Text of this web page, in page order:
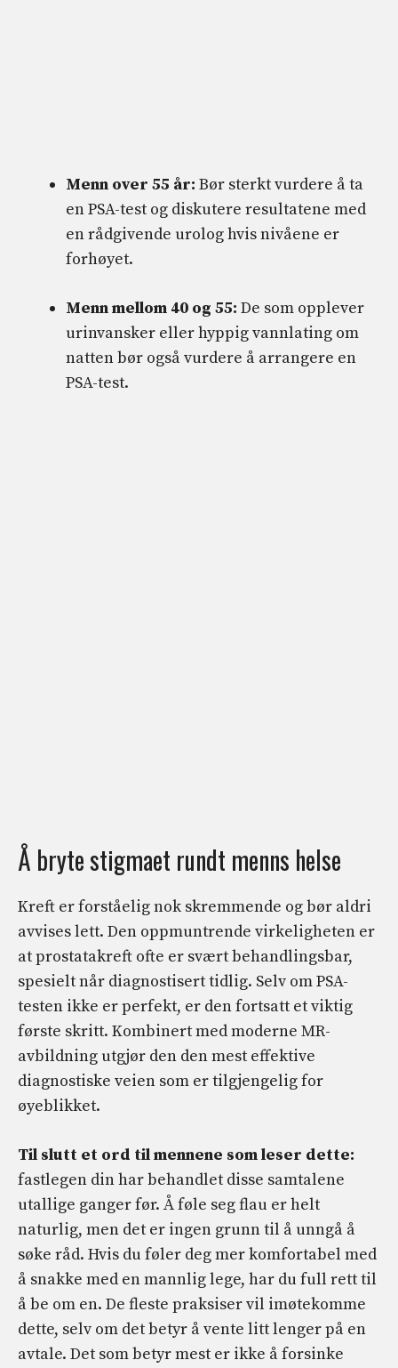
Menn over 55 år: Bør sterkt vurdere å ta
en PSA-test og diskutere resultatene med
en rådgivende urolog hvis nivåene er
forhøyet.
Menn mellom 40 og 55: De som opplever
urinvansker eller hyppig vannlating om
natten bør også vurdere å arrangere en
PSA-test.
Å bryte stigmaet rundt menns helse
Kreft er forståelig nok skremmende og bør aldri
avvises lett. Den oppmuntrende virkeligheten er
at prostatakreft ofte er svært behandlingsbar,
spesielt når diagnostisert tidlig. Selv om PSA-
testen ikke er perfekt, er den fortsatt et viktig
første skritt. Kombinert med moderne MR-
avbildning utgjør den den mest effektive
diagnostiske veien som er tilgjengelig for
øyeblikket.
Til slutt et ord til mennene som leser dette:
fastlegen din har behandlet disse samtalene
utallige ganger før. Å føle seg flau er helt
naturlig, men det er ingen grunn til å unngå å
søke råd. Hvis du føler deg mer komfortabel med
å snakke med en mannlig lege, har du full rett til
å be om en. De fleste praksiser vil imøtekomme
dette, selv om det betyr å vente litt lenger på en
avtale. Det som betyr mest er ikke å forsinke